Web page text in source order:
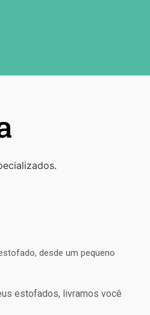
desde um pequeno
estofados, livramos você